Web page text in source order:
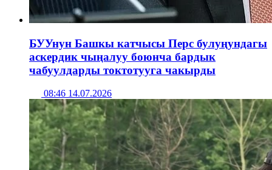
БУУнун Башкы катчысы Перс булуңундагы
аскердик чыңалуу боюнча бардык
чабуулдарды токтотууга чакырды
08:46 14.07.2026